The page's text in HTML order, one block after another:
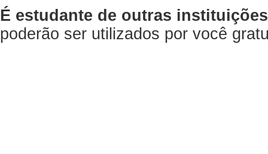
É estudante de outras
poderão ser utilizados por você